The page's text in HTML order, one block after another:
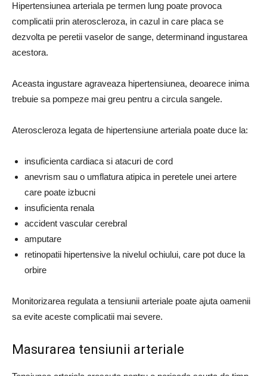
Hipertensiunea arteriala pe termen lung poate provoca
complicatii prin ateroscleroza, in cazul in care placa se
dezvolta pe peretii vaselor de sange, determinand ingustarea
acestora.
Aceasta ingustare agraveaza hipertensiunea, deoarece inima
trebuie sa pompeze mai greu pentru a circula sangele.
Ateroscleroza legata de hipertensiune arteriala poate duce la:
insuficienta cardiaca si atacuri de cord
anevrism sau o umflatura atipica in peretele unei artere
care poate izbucni
insuficienta renala
accident vascular cerebral
amputare
retinopatii hipertensive la nivelul ochiului, care pot duce la
orbire
Monitorizarea regulata a tensiunii arteriale poate ajuta oamenii
sa evite aceste complicatii mai severe.
Masurarea tensiunii arteriale